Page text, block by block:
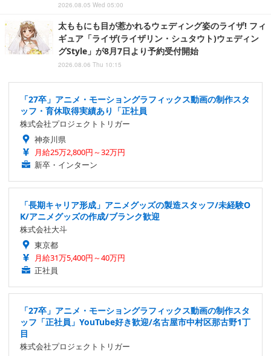
2026.08.05 Wed 05:00
太ももにも目が惹かれるウェディング姿のライザ! フィ
ギュア「ライザ(ライザリン・シュタウト)ウェディン
グStyle」が8月7日より予約受付開始
2026.08.06 Thu 10:15
「27卒」アニメ・モーショングラフィックス動画の制作スタ
ッフ・育休取得実績あり「正社員
株式会社プロジェクトトリガー
神奈川県
月給25万2,800円～32万円
新卒・インターン
「長期キャリア形成」アニメグッズの製造スタッフ/未経験O
K/アニメグッズの作成/ブランク歓迎
株式会社大斗
東京都
月給31万5,400円～40万円
正社員
「27卒」アニメ・モーショングラフィックス動画の制作スタ
ッフ「正社員」YouTube好き歓迎/名古屋市中村区那古野1丁
目
株式会社プロジェクトトリガー